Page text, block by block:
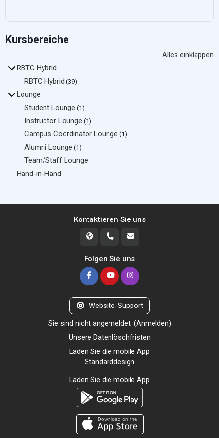
Kursbereiche
Alles einklappen
RBTC Hybrid
RBTC Hybrid (39)
Lounge
Student Lounge (1)
Instructor Lounge (1)
Campus Coordinator Lounge (1)
Alumni Lounge (1)
Team/Staff Lounge
Hand-in-Hand
Kontaktieren Sie uns
Folgen Sie uns
Website-Support
Sie sind nicht angemeldet. (Anmelden)
Unsere Datenlöschfristen
Laden Sie die mobile App
Standarddesign
Laden Sie die mobile App